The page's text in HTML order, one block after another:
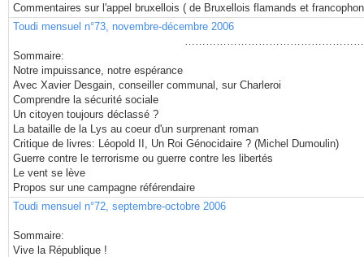
Commentaires sur l'appel bruxellois ( de Bruxellois flamands et
Toudi mensuel n°73, novembre-décembre 2006
Sommaire:
Notre impuissance, notre espérance
Avec Xavier Desgain, conseiller communal, sur Charleroi
Comprendre la sécurité sociale
Un citoyen toujours déclassé ?
La bataille de la Lys au coeur d'un surprenant roman
Critique de livres: Léopold II, Un Roi Génocidaire ? (Michel Dumoulin)
Guerre contre le terrorisme ou guerre contre les libertés
Le vent se lève
Propos sur une campagne référendaire
Toudi mensuel n°72, septembre-octobre 2006
Sommaire:
Vive la République !